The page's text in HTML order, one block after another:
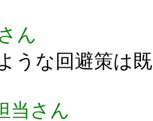
ん
うな回避策は
当さん